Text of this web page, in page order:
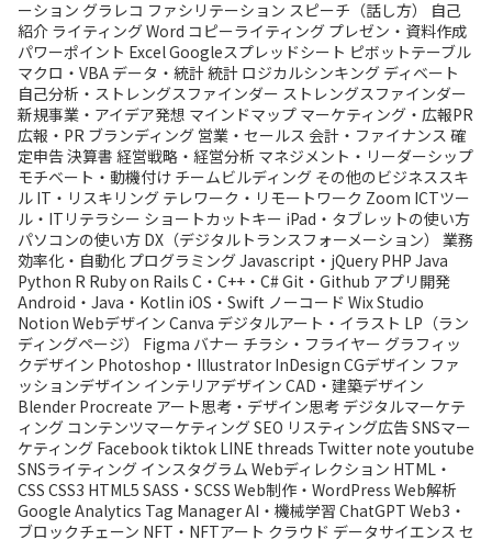
ーション グラレコ ファシリテーション スピーチ（話し方）
自己
紹介 ライティングWord コピーライティング プレゼン・資料作成
パワーポイント ExcelGoogleスプレッドシート ピボットテーブル
マクロ・VBA データ・統計統計 ロジカルシンキング ディベート
自己分析・ストレングスファインダー ストレングスファインダー
新規事業・アイデア発想 マインドマップ マーケティング・広報PR
広報・PR ブランディング 営業・セールス 会計・ファイナンス 確
定申告決算書 経営戦略・経営分析 マネジメント・リーダーシップ
モチベート・動機付け チームビルディング その他のビジネススキ
ル IT・リスキリング テレワーク・リモートワーク Zoom ICTツー
ル・ITリテラシー ショートカットキー iPad・タブレットの使い方
パソコンの使い方 DX（デジタルトランスフォーメーション）
業務
効率化・自動化 プログラミングJavascript・jQuery PHP Java
Python R Ruby on Rails C・C++・C#Git・Github アプリ開発
Android・Java・Kotlin iOS・Swift ノーコード WixStudio
Notion Webデザイン Canva デジタルアート・イラスト LP（ラン
ディングページ）
Figma バナー チラシ・フライヤー グラフィッ
クデザイン Photoshop・Illustrator InDesign CGデザイン ファ
ッションデザイン インテリアデザイン CAD・建築デザイン
Blender Procreate アート思考・デザイン思考 デジタルマーケテ
ィング コンテンツマーケティングSEO リスティング広告SNSマー
ケティング Facebook tiktok LINE threads Twitter note youtube
SNSライティング インスタグラム Webディレクション HTML・
CSS CSS3 HTML5 SASS・SCSS Web制作・WordPress Web解析
Google Analytics Tag ManagerAI・機械学習 ChatGPT Web3・
ブロックチェーン NFT・NFTアート クラウド データサイエンス セ